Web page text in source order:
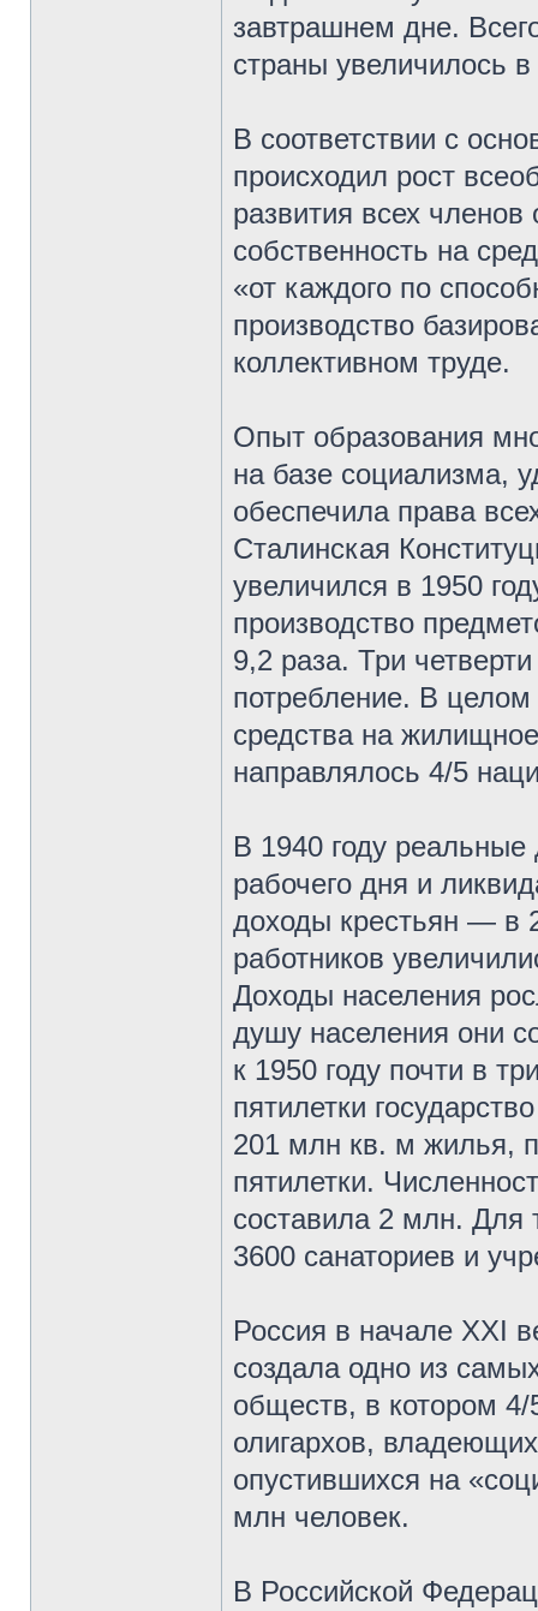
завтрашнем дне.
страны увеличилось
В соответствии с
происходил рост
развития всех
собственность на
«от каждого по
производство
коллективном труде.
Опыт образования
на базе социализма,
обеспечила права
Сталинская
увеличился в 1950
производство
9,2 раза. Три
потребление. В целом
средства на
направлялось 4/5
В 1940 году
рабочего дня и
доходы крестьян — в
работников
Доходы населения
душу населения они
к 1950 году почти в
пятилетки
201 млн кв. м жилья,
пятилетки.
составила 2 млн. Для
3600 санаториев и
Россия в начале XXI
создала одно из
обществ, в котором
олигархов,
опустившихся на
млн человек.
В Российской